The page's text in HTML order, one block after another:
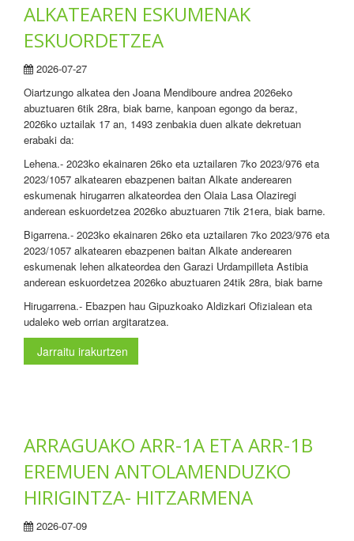
ALKATEAREN ESKUMENAK
ESKUORDETZEA
2026-07-27
Oiartzungo alkatea den Joana Mendiboure andrea 2026eko
abuztuaren 6tik 28ra, biak barne, kanpoan egongo da beraz,
2026ko uztailak 17 an, 1493 zenbakia duen alkate dekretuan
erabaki da:
Lehena.- 2023ko ekainaren 26ko eta uztailaren 7ko 2023/976 eta
2023/1057 alkatearen ebazpenen baitan Alkate anderearen
eskumenak hirugarren alkateordea den Olaia Lasa Olaziregi
anderean eskuordetzea 2026ko abuztuaren 7tik 21era, biak barne.
Bigarrena.- 2023ko ekainaren 26ko eta uztailaren 7ko 2023/976 eta
2023/1057 alkatearen ebazpenen baitan Alkate anderearen
eskumenak lehen alkateordea den Garazi Urdampilleta Astibia
anderean eskuordetzea 2026ko abuztuaren 24tik 28ra, biak barne
Hirugarrena.- Ebazpen hau Gipuzkoako Aldizkari Ofizialean eta
udaleko web orrian argitaratzea.
Jarraitu irakurtzen
ARRAGUAKO ARR-1A ETA ARR-1B
EREMUEN ANTOLAMENDUZKO
HIRIGINTZA- HITZARMENA
2026-07-09